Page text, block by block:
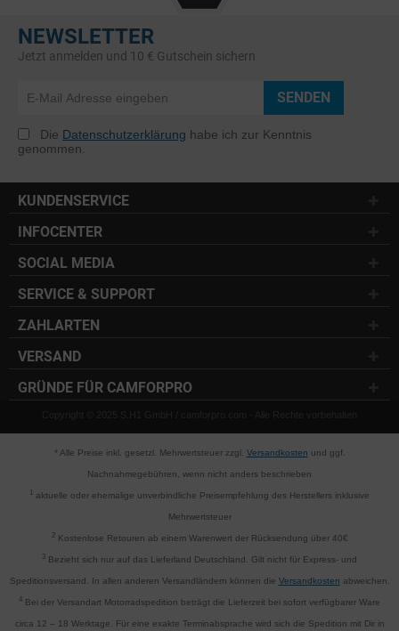
NEWSLETTER
Jetzt anmelden und 10 € Gutschein sichern
SENDEN
Die Datenschutzerklärung habe ich zur Kenntnis
genommen.
KUNDENSERVICE
INFOCENTER
SOCIAL MEDIA
SERVICE & SUPPORT
ZAHLARTEN
VERSAND
GRÜNDE FÜR CAMFORPRO
Copyright © 2025 S.H1 GmbH / camforpro.com - Alle Rechte vorbehalten
* Alle Preise inkl. gesetzl. Mehrwertsteuer zzgl. Versandkosten und ggf.
Nachnahmegebühren, wenn nicht anders beschrieben
aktuelle oder ehemalige unverbindliche Preisempfehlung des Herstellers inklusive
Mehrwertsteuer
2Kostenlose Retouren ab einem Warenwert der Rücksendung über 40€
3 Bezieht sich nur auf das Lieferland Deutschland. Gilt nicht für Express- und
Speditionsversand. In allen anderen Versandländern können die Versandkosten abweichen.
4 Bei der Versandart Motorradspedition beträgt die Lieferzeit bei sofort verfügbarer Ware
circa 12 – 18 Werktage. Für eine exakte Terminabsprache wird sich die Spedition mit Dir in